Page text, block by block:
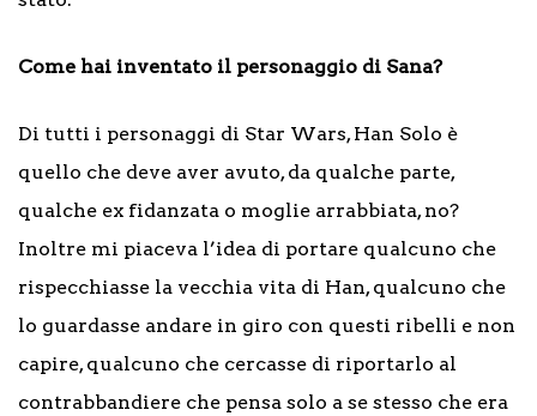
Come hai inventato il personaggio di Sana?
Di tutti i personaggi di Star Wars, Han Solo è
quello che deve aver avuto, da qualche parte,
qualche ex fidanzata o moglie arrabbiata, no?
Inoltre mi piaceva l’idea di portare qualcuno che
rispecchiasse la vecchia vita di Han, qualcuno che
lo guardasse andare in giro con questi ribelli e non
capire, qualcuno che cercasse di riportarlo al
contrabbandiere che pensa solo a se stesso che era